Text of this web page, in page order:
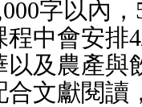
字以內
程中會安排
以及農產與
合文獻閱讀